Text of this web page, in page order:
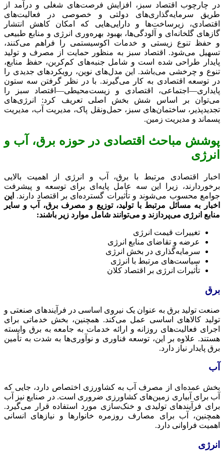
در چارچوب اقتصاد سبز، افزایش فرصت‌های شغلی و درآمد از
طریق سرمایه‌گذاری‌های دولتی و خصوصی در فعالیت‌های
اقتصادی، زیرساخت‌ها و دارایی‌هایی که امکان کاهش انتشار
گازهای گلخانه‌ای و آلودگی‌ها، بهبود بهره‌وری انرژی و منابع طبیعی
و حفظ تنوع زیستی و خدمات اکوسیستمی را فراهم می‌کنند،
تسهیل می‌شود. اقتصاد سبز به منظور حمایت از مصرف و تولید
پایدار طراحی شده است و شامل جنبه‌های کم‌کربن، حفظ منابع،
تنوع و چرخشی می‌باشد. این مدل‌های نوین، رویکردهای جدیدی را
در توسعه اقتصادی به کار می‌گیرند. با در نظر گرفتن سه ستون
پایداری—اجتماعی، اقتصادی و زیست‌محیطی—اقتصاد سبز را
می‌توان بر اساس شش بخش اصلی تعریف کرد: انرژی‌های
تجدیدپذیر، ساختمان‌های سبز، حمل‌ونقل پاک، مدیریت آب، مدیریت
پسماند و مدیریت زمین.
پوشش مباحث اقتصادی در حوزه برق، آب و
انرژی
اخبار اقتصادی مرتبط با برق، آب و انرژی از اهمیت بالایی
برخوردارند، زیرا این سه عامل پایه‌ای برای توسعه و پیشرفت
جوامع محسوب می‌شوند و تأثیرات گسترده‌ای بر اقتصاد دارند. این
اخبار به مسائل مرتبط با تولید، توزیع و مصرف برق، آب و سایر
منابع انرژی می‌پردازند و می‌توانند شامل موارد زیر باشند:
تغییرات قیمت انرژی
عرضه و تقاضای منابع انرژی
سرمایه‌گذاری در بخش انرژی
سیاست‌های مرتبط با انرژی
تأثیرات انرژی بر اقتصاد کلان
برق
صنعت تولید برق به عنوان یک نیروی اساسی در فرآیندهای صنعتی و
تولید کالاهای اساسی عمل می‌کند. همچنین، بخش خدماتی برای
اجرای فعالیت‌های روزانه و ارائه خدمات به جامعه به برق وابسته
هستند. علاوه بر این، توسعه فناوری و نوآوری‌ها به شدت به تأمین
برق پایدار نیاز دارد.
آب
بخش عمده‌ای از مصرف آب به کشاورزی اختصاص دارد، جایی که
آب برای آبیاری زمین‌های کشاورزی ضروری است. در صنایع نیز آب
برای فرآیندهای تولیدی و خنک‌سازی مورد استفاده قرار می‌گیرد.
همچنین، آب برای مصارف روزمره خانوارها و نیازهای انسانی
اهمیت فراوانی دارد.
انرژی